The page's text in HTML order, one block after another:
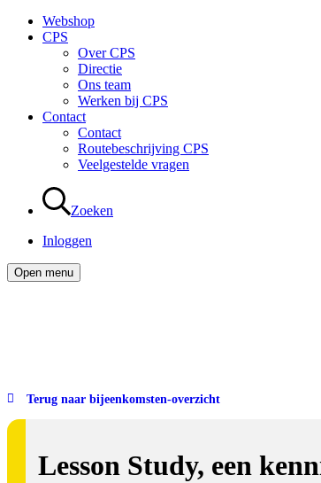
Webshop
CPS
Over CPS
Directie
Ons team
Werken bij CPS
Contact
Contact
Routebeschrijving CPS
Veelgestelde vragen
Zoeken
Inloggen
Open menu
Terug naar bijeenkomsten-overzicht
Lesson Study, een